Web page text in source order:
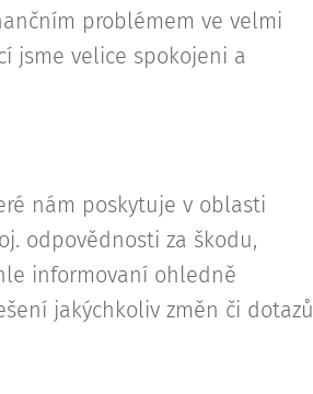
problémem ve velmi
jsme velice spokojeni a
nám poskytuje v oblasti
odpovědnosti za škodu,
informovaní ohledně
jakýchkoliv změn či dotazů